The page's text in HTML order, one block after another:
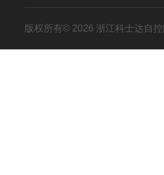
版权所有© 2026 浙江科士达自